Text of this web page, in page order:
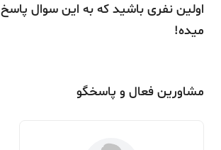
اولین نفری باشید که به این سوال پاسخ
میده!
مشاورین فعال و پاسخگو